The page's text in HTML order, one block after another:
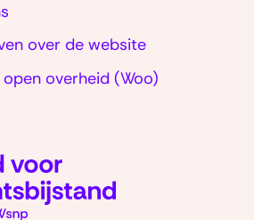
e
(opent
in
over de website
overheid (Woo)